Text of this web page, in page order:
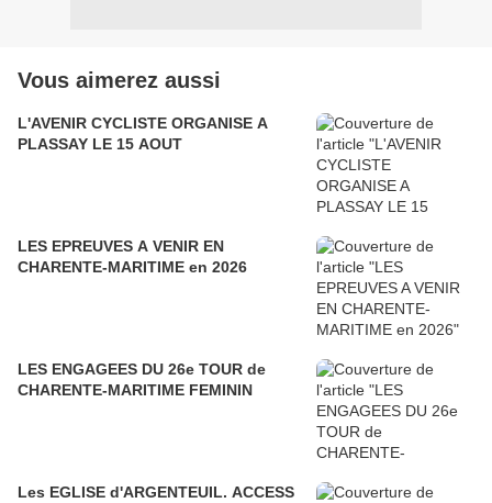
Vous aimerez aussi
L'AVENIR CYCLISTE ORGANISE A
PLASSAY LE 15 AOUT
LES EPREUVES A VENIR EN
CHARENTE-MARITIME en 2026
LES ENGAGEES DU 26e TOUR de
CHARENTE-MARITIME FEMININ
Les EGLISE d'ARGENTEUIL. ACCESS